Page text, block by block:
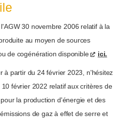
30 novembre 2006 relatif à la
au moyen de sources
de cogénération disponible
ici.
à partir du 24 février 2023, n'hésitez
février 2022 relatif aux critères de
la production d'énergie et des
de gaz à effet de serre et